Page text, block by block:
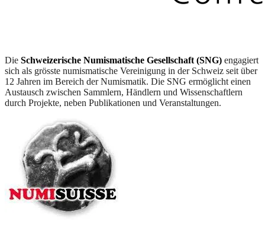
Die Schweizerische Numismatische Gesellschaft (SNG) engagiert
sich als grösste numismatische Vereinigung in der Schweiz seit über
12 Jahren im Bereich der Numismatik. Die SNG ermöglicht einen
Austausch zwischen Sammlern, Händlern und Wissenschaftlern
durch Projekte, neben Publikationen und Veranstaltungen.